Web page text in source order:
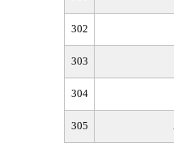
302
303
304
305